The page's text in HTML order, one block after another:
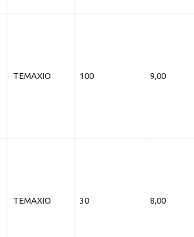
ΤΕΜΑΧΙΟ 100 9,00
ΤΕΜΑΧΙΟ 30 8,00